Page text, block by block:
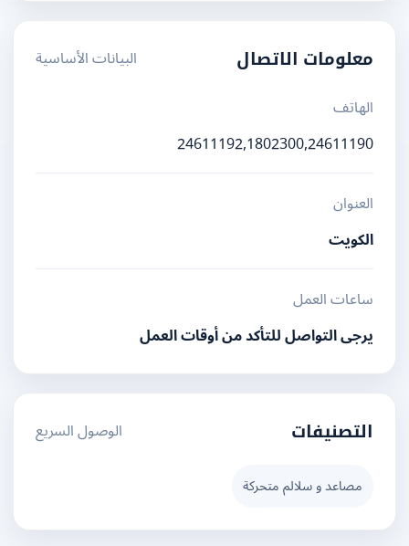
معلومات الاتصال
البيانات الأساسية
الهاتف
24611192,1802300,24611190
العنوان
الكويت
ساعات العمل
يرجى التواصل للتأكد من أوقات العمل
التصنيفات الوصول السريع
مصاعد و سلالم متحركة